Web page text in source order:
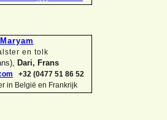
en tolk
Dari, Frans
+32 (0477 51 86 52
in België en Frankrijk